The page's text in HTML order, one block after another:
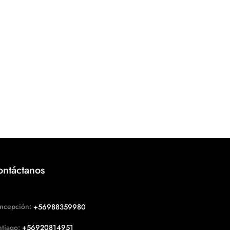
+56988359980
+56920814951